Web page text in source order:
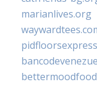
marianlives.org